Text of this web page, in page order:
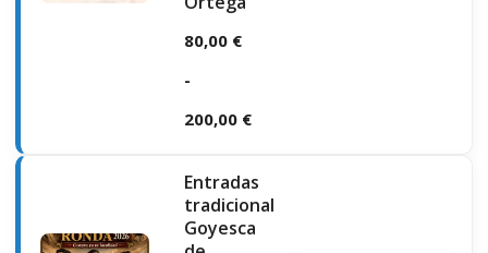
80,00 €
-
200,00 €
de
precios:
Entradas
tradicional
Goyesca